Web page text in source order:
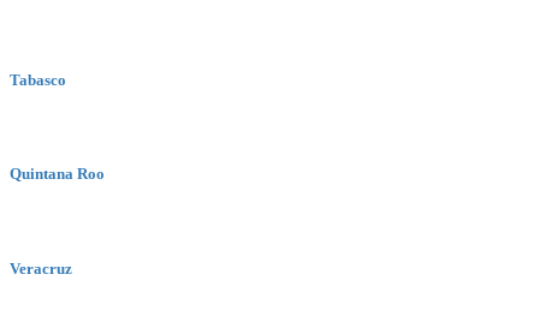
Tabasco
Quintana Roo
Veracruz